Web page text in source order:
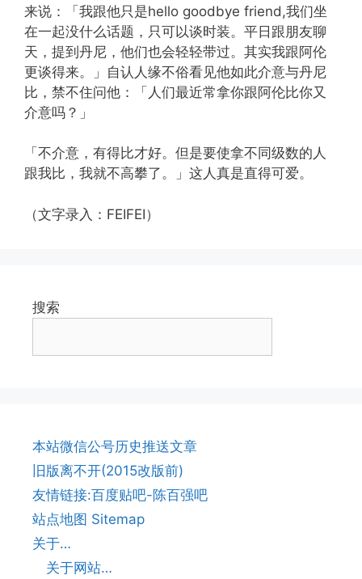
来说：「我跟他只是hello goodbye friend,我们坐
在一起没什么话题，只可以谈时装。平日跟朋友聊
天，提到丹尼，他们也会轻轻带过。其实我跟阿伦
更谈得来。」自认人缘不俗看见他如此介意与丹尼
比，禁不住问他：「人们最近常拿你跟阿伦比你又
介意吗？」
「不介意，有得比才好。但是要使拿不同级数的人
跟我比，我就不高攀了。」这人真是直得可爱。
（文字录入：FEIFEI）
搜索
本站微信公号历史推送文章
旧版离不开(2015改版前)
友情链接:百度贴吧-陈百强吧
站点地图 Sitemap
关于…
关于网站…